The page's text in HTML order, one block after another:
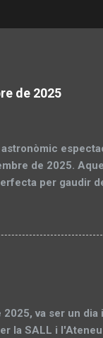
de 2025
de 2025.
per gaudir
i
capturades
a l'eclipsi
va ser un
la SALL i